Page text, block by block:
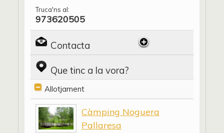
Truca'ns al:
973620505
Contacta
Que tinc a la vora?
Allotjament
Càmping Noguera
Pallaresa